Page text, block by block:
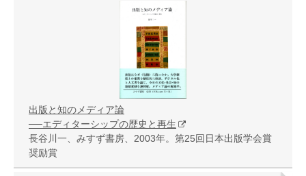
出版と知のメディア論
──エディターシップの歴史と再生
長谷川一、みすず書房、2003年。第25回日本出版学会賞
奨励賞